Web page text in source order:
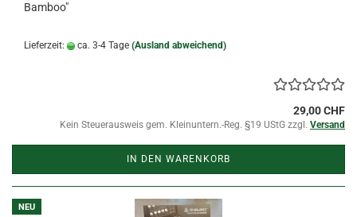
Bamboo"
Lieferzeit: ca. 3-4 Tage (Ausland abweichend)
29,00 CHF
Kein Steuerausweis gem. Kleinuntern.-Reg. §19 UStG zzgl. Versand
IN DEN WARENKORB
NEU